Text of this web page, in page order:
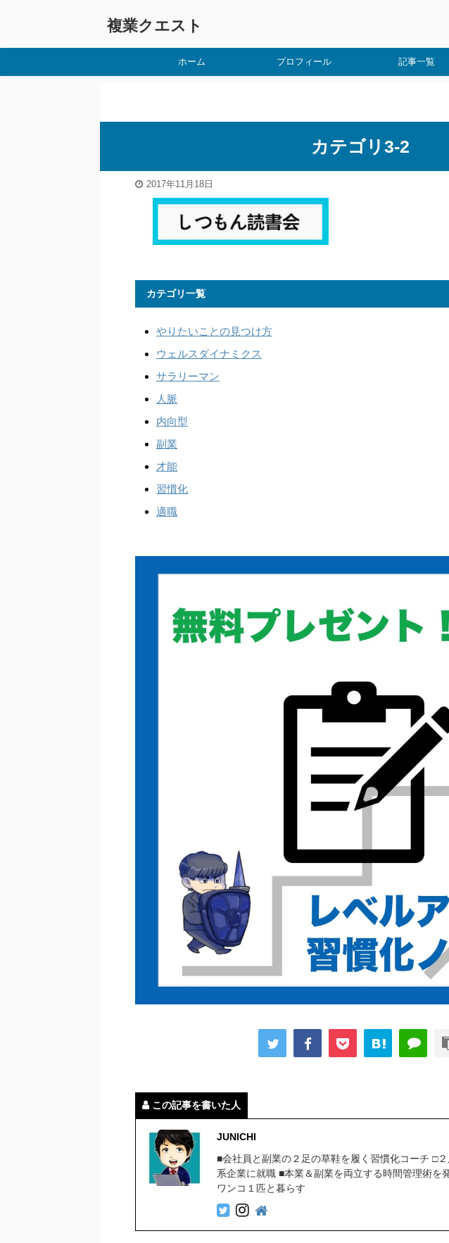
複業クエスト
ホーム プロフィール 記事一覧
カテゴリ3-2
2017年11月18日
カテゴリ一覧
やりたいことの見つけ方
ウェルスダイナミクス
サラリーマン
人脈
内向型
副業
才能
習慣化
適職
この記事を書いた人
JUNICHI
■会社員と副業の２足の草鞋を履く習慣化コーチ □
系企業に就職 ■本業＆副業を両立する時間管理術を
ワンコ１匹と暮らす